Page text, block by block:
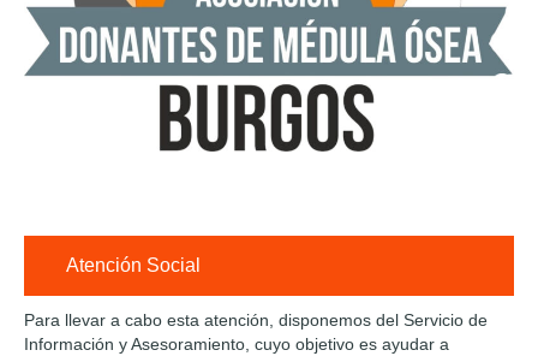
Atención Social
Para llevar a cabo esta atención, disponemos del Servicio de
Información y Asesoramiento, cuyo objetivo es ayudar a